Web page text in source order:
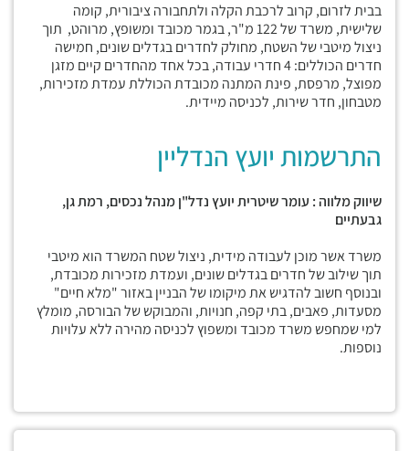
בבית לזרום, קרוב לרכבת הקלה ולתחבורה ציבורית, קומה
שלישית, משרד של 122 מ"ר, בגמר מכובד ומשופץ, מרוהט, תוך
ניצול מיטבי של השטח, מחולק לחדרים בגדלים שונים, חמישה
חדרים הכוללים: 4 חדרי עבודה, בכל אחד מהחדרים קיים מזגן
מפוצל, מרפסת, פינת המתנה מכובדת הכוללת עמדת מזכירות,
מטבחון, חדר שירות, לכניסה מיידית.
התרשמות יועץ הנדליין
שיווק מלווה : עומר שיטרית יועץ נדל"ן מנהל נכסים, רמת גן,
גבעתיים
משרד אשר מוכן לעבודה מידית, ניצול שטח המשרד הוא מיטבי
תוך שילוב של חדרים בגדלים שונים, ועמדת מזכירות מכובדת,
ובנוסף חשוב להדגיש את מיקומו של הבניין באזור "מלא חיים"
מסעדות, פאבים, בתי קפה, חנויות, והמבוקש של הבורסה, מומלץ
למי שמחפש משרד מכובד ומשפוץ לכניסה מהירה ללא עלויות
נוספות.